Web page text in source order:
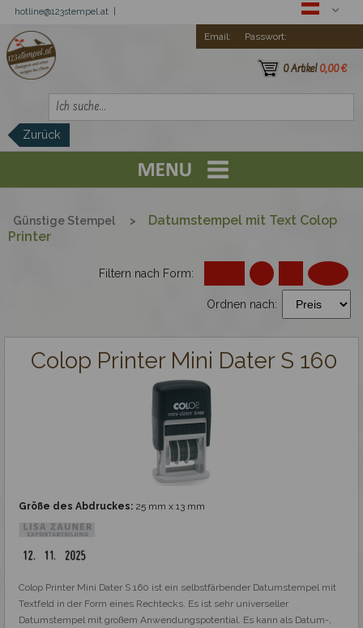
hotline@123stempel.at |
Email: Passwort:
0 Artikel0,00 €
Zurück
Trodat Printy
Günstige Stempel
Colop Printer
Ziffernstempel mit Text Colop Printer
Holzstempel und Royal Mark
Spezialstempel
Günstige Stempel >
Datumstempel mit Text Colop
Printer
Filtern nach Form:
Ordnen nach:
Colop Printer Mini Dater S 160
Größe des Abdruckes: 25 mm x 13 mm
Colop Printer Mini Dater S 160 ist ein selbstfärbender Datumstempel mit
Textfeld in der Form eines Rechtecks. Es ist sehr universeller
Datumstempel mit großem Anwendungspotential. Es kann als Datum-,